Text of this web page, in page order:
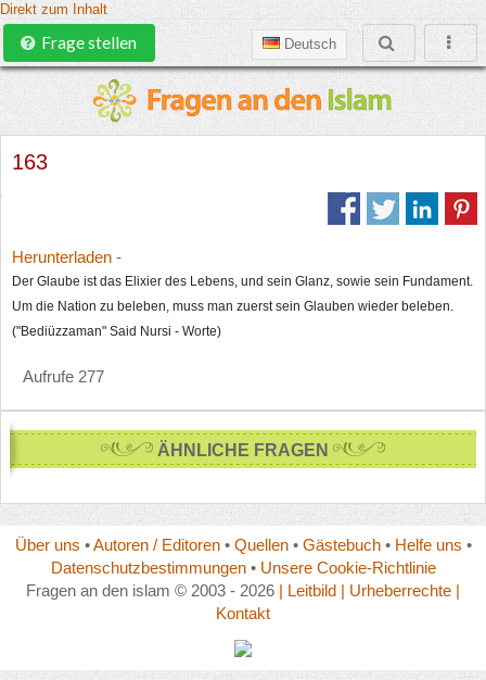
Direkt zum Inhalt
Deutsch
Frage stellen
163
Herunterladen -
Der Glaube ist das Elixier des Lebens, und sein Glanz, sowie sein Fundament.
Um die Nation zu beleben, muss man zuerst sein Glauben wieder beleben.
("Bediüzzaman" Said Nursi - Worte)
Aufrufe 277
ÄHNLICHE FRAGEN
Über uns •Autoren / Editoren• Quellen• Gästebuch• Helfe uns •
Datenschutzbestimmungen• Unsere Cookie-Richtlinie
Fragen an den islam © 2003 - 2026 | Leitbild | Urheberrechte |
Kontakt